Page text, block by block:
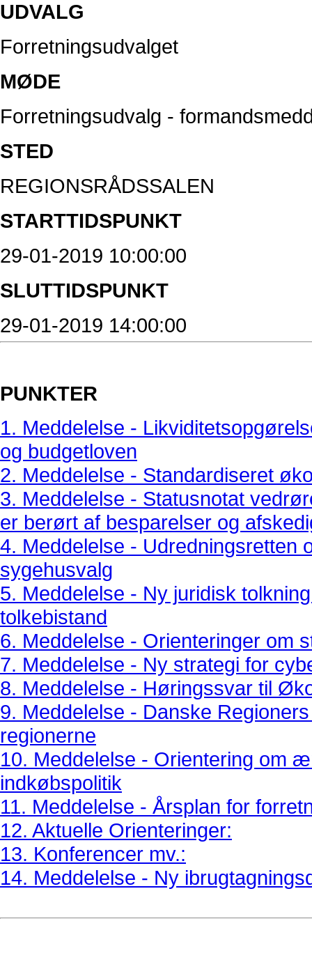
UDVALG
Forretningsudvalget
MØDE
Forretningsudvalg -
STED
REGIONSRÅDSSALEN
STARTTIDSPUNKT
29-01-2019 10:00:00
SLUTTIDSPUNKT
29-01-2019 14:00:00
PUNKTER
1. Meddelelse -
og budgetloven
2. Meddelelse - Standardiseret
3. Meddelelse - Statusnotat
er berørt af besparelser og
4. Meddelelse - Udredningsretten
sygehusvalg
5. Meddelelse - Ny juridisk
tolkebistand
6. Meddelelse - Orienteringer om
7. Meddelelse - Ny strategi for
8. Meddelelse - Høringssvar til
9. Meddelelse - Danske
regionerne
10. Meddelelse - Orientering om
indkøbspolitik
11. Meddelelse - Årsplan for
12. Aktuelle Orienteringer:
13. Konferencer mv.:
14. Meddelelse - Ny